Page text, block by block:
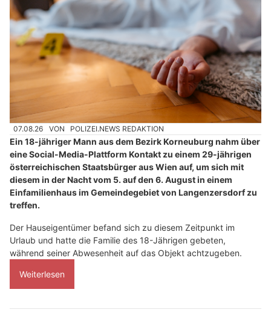
07.08.26 VON POLIZEI.NEWS REDAKTION
Ein 18-jähriger Mann aus dem Bezirk Korneuburg nahm über
eine Social-Media-Plattform Kontakt zu einem 29-jährigen
österreichischen Staatsbürger aus Wien auf, um sich mit
diesem in der Nacht vom 5. auf den 6. August in einem
Einfamilienhaus im Gemeindegebiet von Langenzersdorf zu
treffen.
Der Hauseigentümer befand sich zu diesem Zeitpunkt im
Urlaub und hatte die Familie des 18-Jährigen gebeten,
während seiner Abwesenheit auf das Objekt achtzugeben.
Weiterlesen